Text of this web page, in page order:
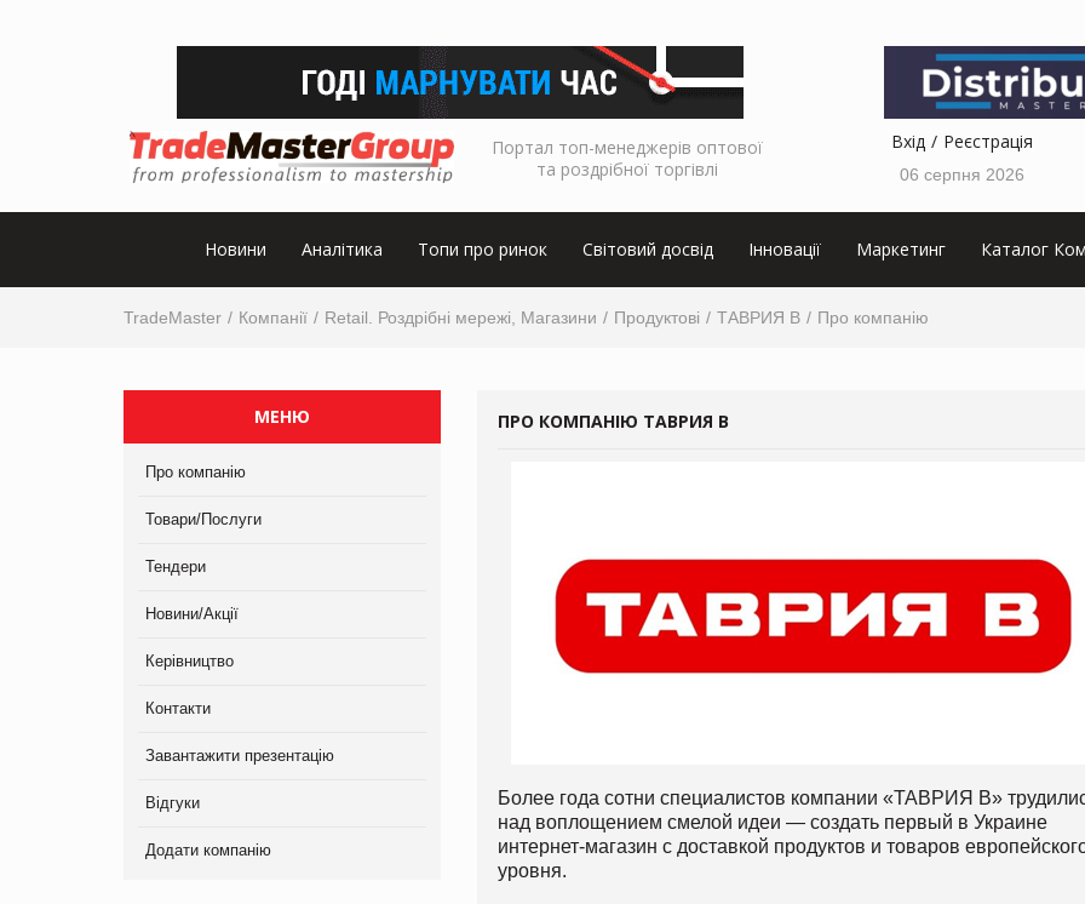
Портал топ-менеджерів оптової
та роздрібної торгівлі
Вхід Реєстрація
06 серпня 2026
Новини Аналітика Топи про ринок Світовий досвід Інновації Маркетинг Каталог
TradeMaster Компанії Retail. Роздрібні мережі, Магазини Продуктові ТАВРИЯ В Про компанію
МЕНЮ
Про компанію
Товари/Послуги
Тендери
Новини/Акції
Керівництво
Контакти
Завантажити презентацію
Відгуки
Додати компанію
ПРО КОМПАНІЮ ТАВРИЯ В
Более года сотни специалистов компании «ТАВРИЯ В»
над воплощением смелой идеи — создать первый в Украине
интернет-магазин с доставкой продуктов и товаров
уровня.